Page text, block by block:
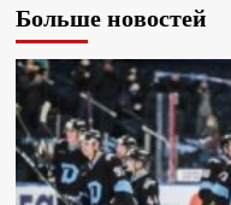
Больше новостей